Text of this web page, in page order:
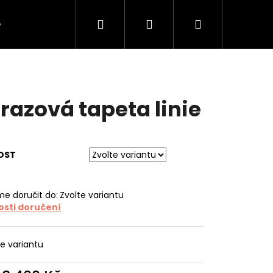
Kontakt
Hledat PřihlášeníNákupní
tapeta linie
doručit do: Zvolte variantu
doručení
variantu